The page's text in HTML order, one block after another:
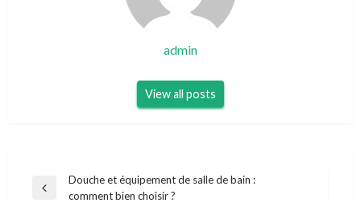
admin
View all posts
Navigation
Previous
Douche et équipement de salle de bain :
comment bien choisir ?